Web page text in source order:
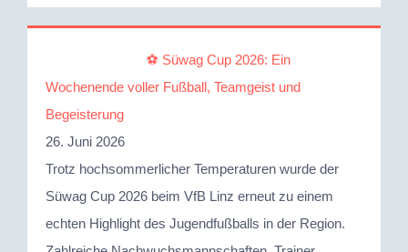
⚽ Süwag Cup 2026: Ein
Wochenende voller Fußball, Teamgeist und
Begeisterung
26. Juni 2026
Trotz hochsommerlicher Temperaturen wurde der
Süwag Cup 2026 beim VfB Linz erneut zu einem
echten Highlight des Jugendfußballs in der Region.